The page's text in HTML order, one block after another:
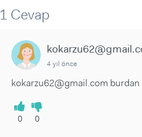
1 Cevap
4 yıl önce
kokarzu62@gmail.com burdan
0 0